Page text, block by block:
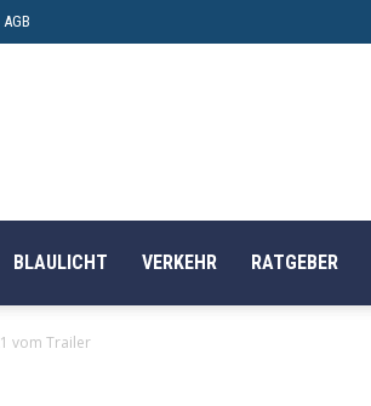
AGB
BLAULICHT VERKEHR RATGEBER
vom Trailer